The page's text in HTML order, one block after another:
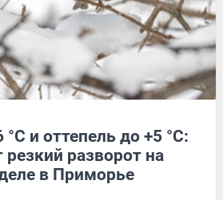
и оттепель до +5 °C:
резкий разворот на
в Приморье